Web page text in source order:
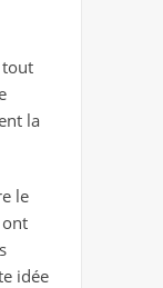
tout
la
le
idée